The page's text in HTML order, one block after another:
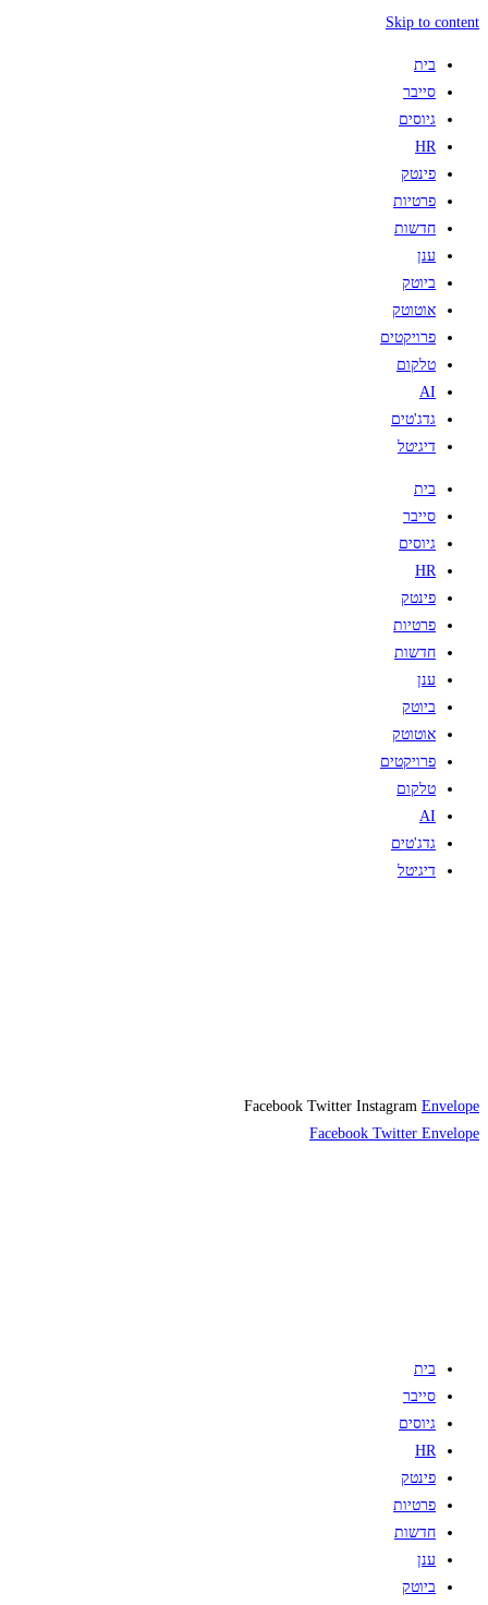
Skip to content
בית
סייבר
גיוסים
HR
פינטק
פרטיות
חדשות
ענן
ביוטק
אוטוטק
פרויקטים
טלקום
AI
גדג'טים
דיגיטל
בית
סייבר
גיוסים
HR
פינטק
פרטיות
חדשות
ענן
ביוטק
אוטוטק
פרויקטים
טלקום
AI
גדג'טים
דיגיטל
Facebook Twitter Instagram Envelope
Facebook Twitter Envelope
בית
סייבר
גיוסים
HR
פינטק
פרטיות
חדשות
ענן
ביוטק